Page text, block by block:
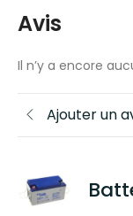
Avis
Il n’y a encore
Ajouter un